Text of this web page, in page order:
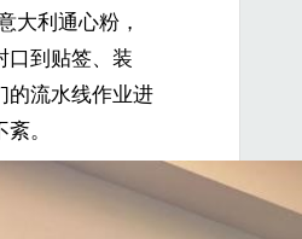
大利通心粉，
口到贴签、装
的流水线作业进
。